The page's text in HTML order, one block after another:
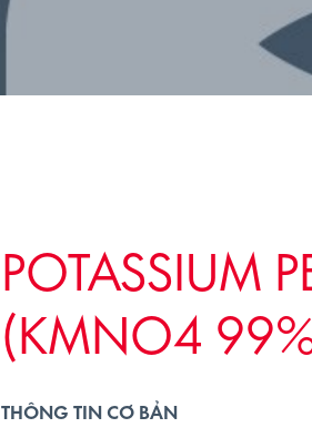
POTASSIUM
(KMNO4
THÔNG TIN CƠ BẢN